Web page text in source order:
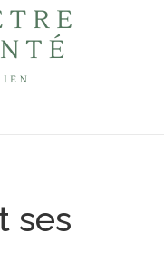
ses